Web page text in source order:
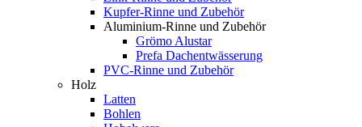
Kupfer-Rinne und Zubehör
Aluminium-Rinne und Zubehör
Grömo Alustar
Prefa Dachentwässerung
PVC-Rinne und Zubehör
Holz
Latten
Bohlen